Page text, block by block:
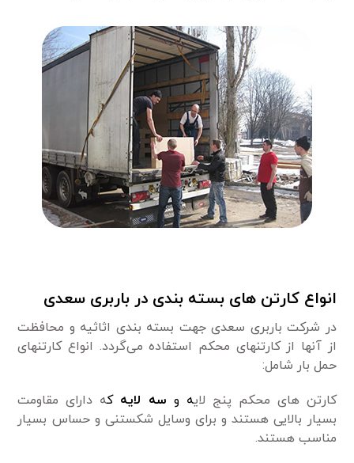
انواع کارتن های بسته بندی در باربری سعدی
در شرکت باربری سعدی جهت بسته بندی اثاثیه و محافظت
از آنها از کارتنهای محکم استفاده می‌گردد. انواع کارتنهای
حمل بار شامل:
کارتن های محکم پنج لایه و سه لایه که دارای مقاومت
بسیار بالایی هستند و برای وسایل شکستنی و حساس بسیار
مناسب هستند.